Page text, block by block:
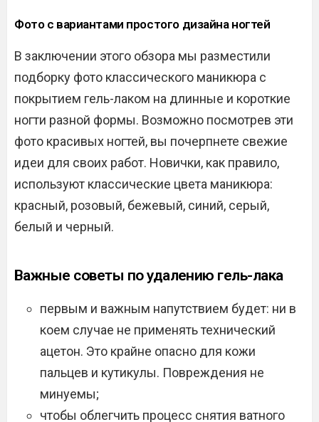
Фото с вариантами простого дизайна ногтей
В заключении этого обзора мы разместили
подборку фото классического маникюра с
покрытием гель-лаком на длинные и короткие
ногти разной формы. Возможно посмотрев эти
фото красивых ногтей, вы почерпнете свежие
идеи для своих работ. Новички, как правило,
используют классические цвета маникюра:
красный, розовый, бежевый, синий, серый,
белый и черный.
Важные советы по удалению гель-лака
первым и важным напутствием будет: ни в
коем случае не применять технический
ацетон. Это крайне опасно для кожи
пальцев и кутикулы. Повреждения не
минуемы;
чтобы облегчить процесс снятия ватного